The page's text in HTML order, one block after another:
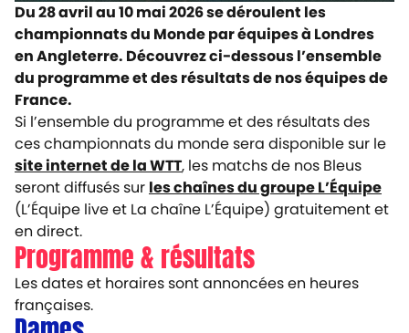
Du 28 avril au 10 mai 2026 se déroulent les
championnats du Monde par équipes à Londres
en Angleterre. Découvrez ci-dessous l’ensemble
du programme et des résultats de nos équipes de
France.
Si l’ensemble du programme et des résultats des
ces championnats du monde sera disponible sur le
site internet de la WTT, les matchs de nos Bleus
seront diffusés sur les chaînes du groupe L’Équipe
(L’Équipe live et La chaîne L’Équipe) gratuitement et
en direct.
Programme & résultats
Les dates et horaires sont annoncées en heures
françaises.